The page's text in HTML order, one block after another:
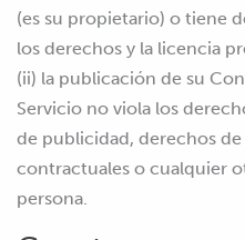
(es su propietario) o tiene
los derechos y la licencia
(ii) la publicación de su
Servicio no viola los
de publicidad, derechos
contractuales o cualquier
persona.